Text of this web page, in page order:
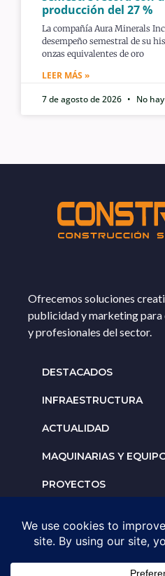
producción del 27 %
La compañía Aura Minerals
desempeño semestral de su
onzas equivalentes de oro
LEER MÁS »
7 de agosto de 2026
No
Ofrecemos soluciones
publicidad y marketing
y profesionales del sector.
DESTACADOS
INFRAESTRUCTURA
ACTUALIDAD
MAQUINARIAS Y
PROYECTOS
Solicita un
tu